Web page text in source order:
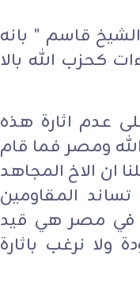
قاسم " بانه
كحزب الله بالا
عدم اثارة هذه
ومصر فما قام
ان الاخ المجاهد
المقاومين
في مصر هي قيد
ولا نرغب باثارة